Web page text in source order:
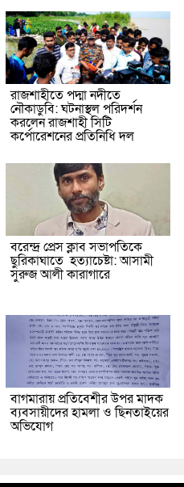
রাজশাহীতে পদ্মা নদীতে
নৌকাডুবি: ঘটনাস্থল পরিদর্শন
করলেন রাজশাহী সিটি
কর্পোরেশনের প্রতিনিধি দল
বরেন্দ্র প্রেস ক্লাব সভাপতিকে
ছুরিকাঘাতে হত্যাচেষ্টা: আসামী
সুরুজ আলী কারাগারে
বাগমারায় প্রতিবেশীর উপর মাদক
ব্যবসায়ীদের হামলা ও ছিনতাইয়ের
অভিযোগ